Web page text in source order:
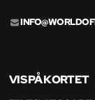
VIS PÅ KORTET